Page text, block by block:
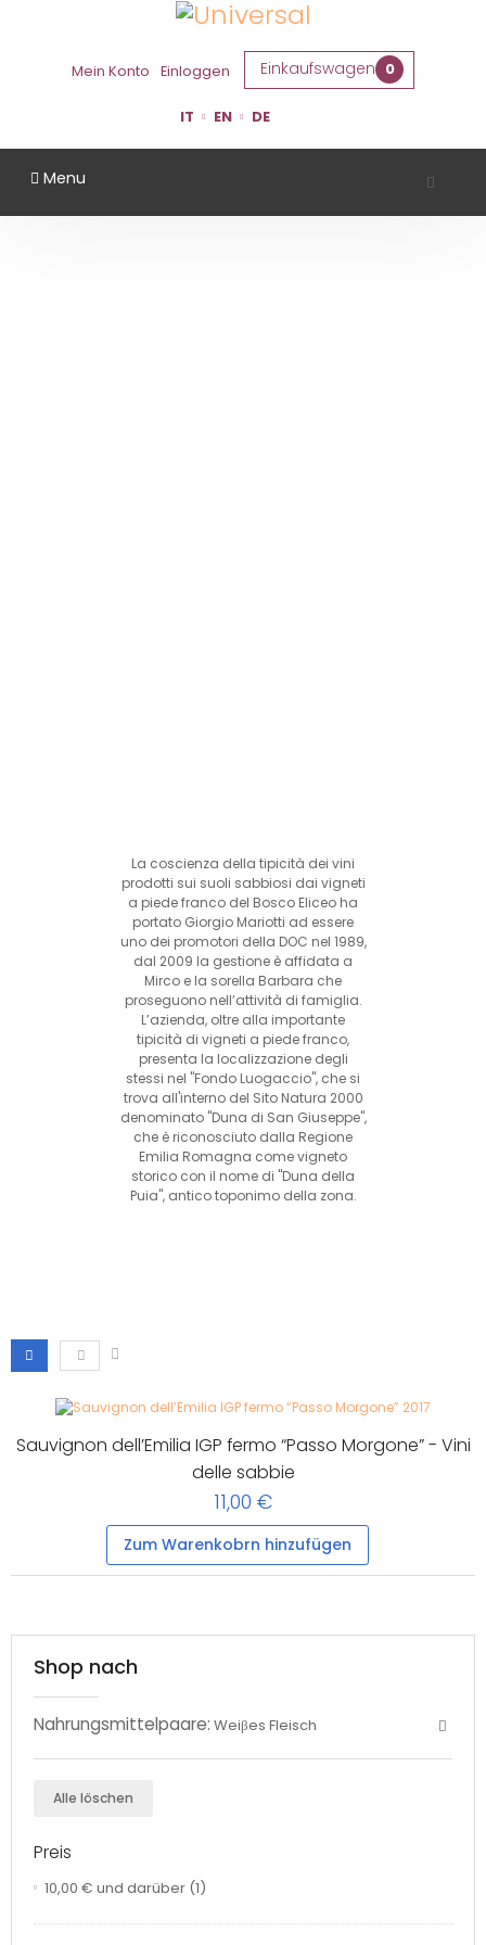
Mein Konto Einloggen Einkaufswagen 0
IT EN DE
Menu
La coscienza della tipicità dei vini
prodotti sui suoli sabbiosi dai vigneti
a piede franco del Bosco Eliceo ha
portato Giorgio Mariotti ad essere
uno dei promotori della DOC nel 1989,
dal 2009 la gestione è affidata a
Mirco e la sorella Barbara che
proseguono nell’attività di famiglia.
L’azienda, oltre alla importante
tipicità di vigneti a piede franco,
presenta la localizzazione degli
stessi nel "Fondo Luogaccio", che si
trova all'interno del Sito Natura 2000
denominato "Duna di San Giuseppe",
che è riconosciuto dalla Regione
Emilia Romagna come vigneto
storico con il nome di "Duna della
Puia", antico toponimo della zona.
Sauvignon dell’Emilia IGP fermo “Passo Morgone” - Vini
delle sabbie
11,00 €
Zum Warenkobrn hinzufügen
Shop nach
Nahrungsmittelpaare: Weiβes Fleisch
Alle löschen
Preis
10,00 € und darüber (1)